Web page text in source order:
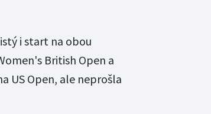
i start na obou
British Open a
US Open, ale neprošla